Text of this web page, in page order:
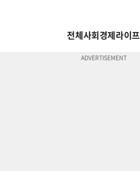
전체사회경제라이프